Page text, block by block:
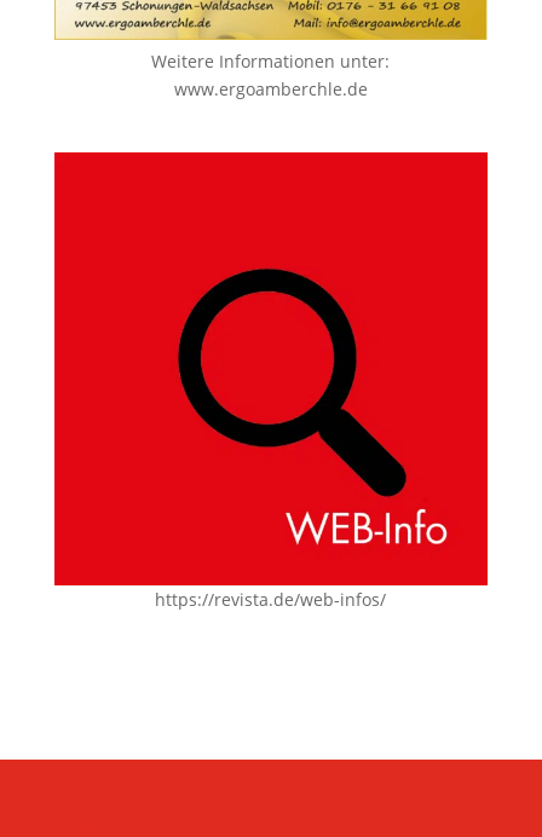
Weitere Informationen unter:
www.ergoamberchle.de
https://revista.de/web-infos/